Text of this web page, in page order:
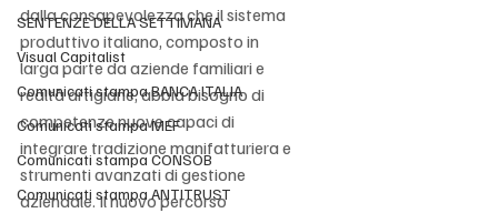
SENTENZE DELLA SETTIMANA
Visual Capitalist
Comunicati stampa BANCA ITALIA
Comunicati stampa MEF
Comunicati stampa CONSOB
Comunicati stampa ANTITRUST
dalla consapevolezza che il sistema
produttivo italiano, composto in
larga parte da aziende familiari e
realtà artigiane, abbia bisogno di
competenze nuove capaci di
integrare tradizione manifatturiera e
strumenti avanzati di gestione
aziendale. Il nuovo percorso